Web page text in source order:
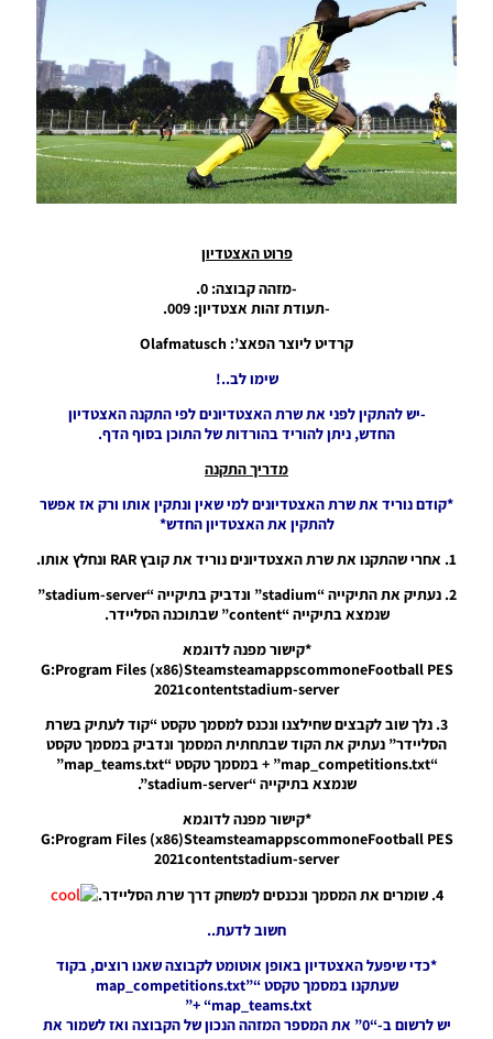
פרוט האצטדיון
-מזהה קבוצה: 0.
-תעודת זהות אצטדיון: 009.
קרדיט ליוצר הפאצ’: Olafmatusch
שימו לב..!
-יש להתקין לפני את שרת האצטדיונים לפי התקנה האצטדיון
החדש, ניתן להוריד בהורדות של התוכן בסוף הדף.
מדריך התקנה
*קודם נוריד את שרת האצטדיונים למי שאין ונתקין אותו ורק אז אפשר
להתקין את האצטדיון החדש*
1. אחרי שהתקנו את שרת האצטדיונים נוריד את קובץ RAR ונחלץ אותו.
2. נעתיק את התיקייה “stadium” ונדביק בתיקייה “stadium-server”
שנמצא בתיקייה “content” שבתוכנה הסליידר.
*קישור מפנה לדוגמא
G:Program Files (x86)SteamsteamappscommoneFootball PES
2021contentstadium-server
3. נלך שוב לקבצים שחילצנו ונכנס למסמך טקסט “קוד לעתיק בשרת
הסליידר” נעתיק את הקוד שבתחתית המסמך ונדביק במסמך טקסט
“map_competitions.txt” + במסמך טקסט “map_teams.txt”
שנמצא בתיקייה “stadium-server”.
*קישור מפנה לדוגמא
G:Program Files (x86)SteamsteamappscommoneFootball PES
2021contentstadium-server
4. שומרים את המסמך ונכנסים למשחק דרך שרת הסליידר.
חשוב לדעת..
*כדי שיפעל האצטדיון באופן אוטומט לקבוצה שאנו רוצים, בקוד
שעתקנו במסמך טקסט “map_competitions.txt”
+ “map_teams.txt”
יש לרשום ב-“0” את המספר המזהה הנכון של הקבוצה ואז לשמור את
Santiago
Bernabéu
Stadium
Updated
Season
2024
Noam_r
25/01/2024
16:24
21/11/2023
/ אצטדיון
דובאי –
Stadium
30/10/2023
PES21 PC
/ אצטדיון
Estadio
Riazor
Noam_r
PES21 PC
Allegiant
02/03/2022
PES21 PC